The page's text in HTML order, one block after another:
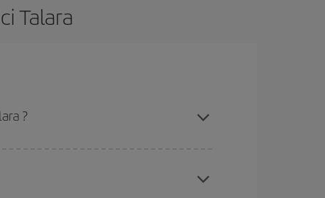
Talara
?
troverai sicuramente il volo più economico.